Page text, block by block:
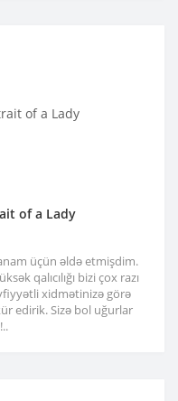
of a Lady
üçün əldə etmişdim.
qalıcılığı bizi çox razı
xidmətinizə görə
edirik. Sizə bol uğurlar